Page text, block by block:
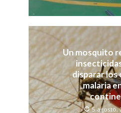
Un mosquito
disparar los
malaria
5 agosto,